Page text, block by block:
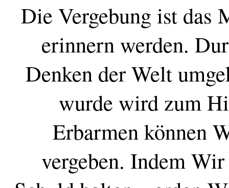
Die Vergebung ist das
erinnern werden.
Denken der Welt
wurde wird zum
Erbarmen können
vergeben. Indem